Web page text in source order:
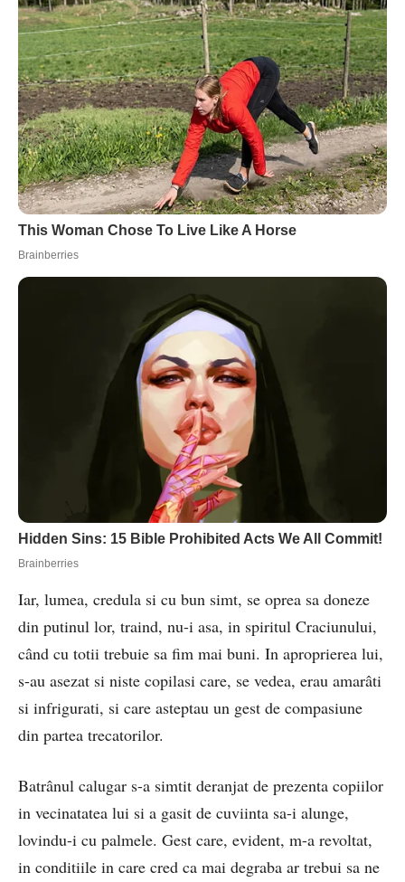
Iar, lumea, credula si cu bun simt, se oprea sa doneze
din putinul lor, traind, nu-i asa, in spiritul Craciunului,
când cu totii trebuie sa fim mai buni. In aproprierea lui,
s-au asezat si niste copilasi care, se vedea, erau amarâti
si infrigurati, si care asteptau un gest de compasiune
din partea trecatorilor.
Batrânul calugar s-a simtit deranjat de prezenta copiilor
in vecinatatea lui si a gasit de cuviinta sa-i alunge,
lovindu-i cu palmele. Gest care, evident, m-a revoltat,
in conditiile in care cred ca mai degraba ar trebui sa ne